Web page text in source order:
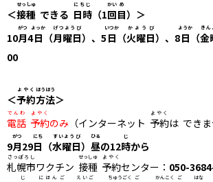
＜接種
せっしゅ
できる 日時
にちじ
（1回
かい
目
め
）＞
10月
がつ
4日
よっか
（月曜日
げつようび
）、5 日
いつか
（火曜日
かようび
）、8日
ようか
（金
きん
00
＜予約
よやく
方法
ほうほう
＞
電話
でんわ
予約
よやく
のみ （インターネット 予約
よやく
は できま
9月
がつ
29日
にち
（水曜日
すいようび
） 昼
ひる
の12時
じ
から
札幌市
さっぽろし
ワクチン 接種
せっしゅ
予約
よやく
センター： 050-
じ にほんご えいご ちゅうごく ご かんこく ご はな